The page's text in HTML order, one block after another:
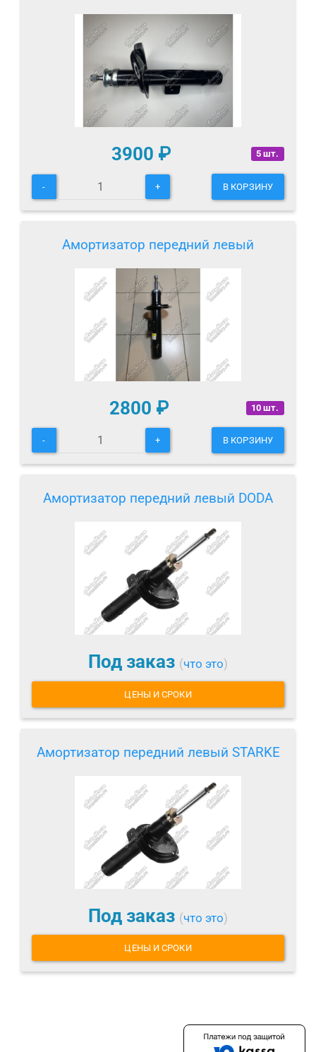
5 шт.
3900 ₽
- + В КОРЗИНУ
Амортизатор передний левый
10 шт.
2800 ₽
- + В КОРЗИНУ
Амортизатор передний левый DODA
Под заказ (что это)
ЦЕНЫ И СРОКИ
Амортизатор передний левый STARKE
Под заказ (что это)
ЦЕНЫ И СРОКИ